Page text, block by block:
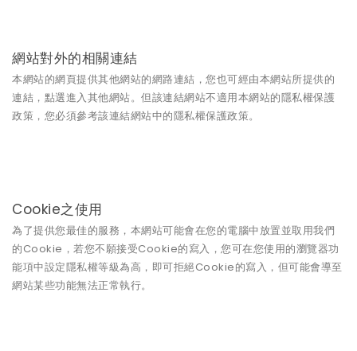
網站對外的相關連結
本網站的網頁提供其他網站的網路連結，您也可經由本網站所提供的
連結，點選進入其他網站。但該連結網站不適用本網站的隱私權保護
政策，您必須參考該連結網站中的隱私權保護政策。
Cookie之使用
為了提供您最佳的服務，本網站可能會在您的電腦中放置並取用我們
的Cookie，若您不願接受Cookie的寫入，您可在您使用的瀏覽器功
能項中設定隱私權等級為高，即可拒絕Cookie的寫入，但可能會導至
網站某些功能無法正常執行。